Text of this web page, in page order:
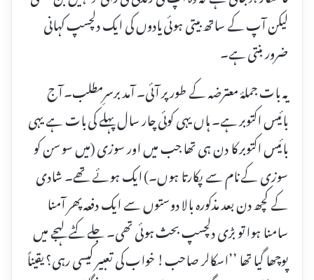
لیکن آپ کے ساتھ بیتی ہوئی یادوں کی ایک دلچسپ کہانی
ضرور بنتی ہے۔
یہ بات جملۂ معترضہ کے طور پر آئی۔ آمد برسرِمطلب۔ آج
بائیس اکتوبر ہے۔ ہاں یہی کوئی چار سال پہلے کی بات ہے یہی
بائیس اکتوبر کا دن ہی تھا جب میں اور سوزی (میں سوسن کو
سوزی کے نام سے پکارتا ہوں۔) ایک ہوئے تھے۔ شادی
کے کچھ دن بعد مذکورہ بالا دوستوں سے ایک دفعہ پھر آمنا
سامنا ہوا تو بڑی دلچسپ بحث ہوئی تھی۔ جلے کٹے لہجے میں
پوچھا گیا تھا ’’اسکالر صاحب! خواب کی تعبیر کیسی رہی؟ یقیناً